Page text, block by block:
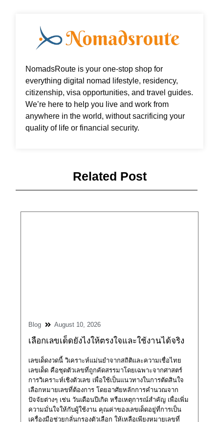
NomadsRoute is your one-stop shop for
everything digital nomad lifestyle, residency,
citizenship, visa opportunities, and travel guides.
We’re here to help you live and work from
anywhere in the world, without sacrificing your
quality of life or financial security.
Related Post
Blog August 10, 2026
เลือกเลขเด็ดยังไงให้ตรงใจและใช้งานได้จริง
เลขเด็ดงวดนี้ วิเคราะห์แม่นยำจากสถิติและความเชื่อไทย
เลขเด็ด คือชุดตัวเลขที่ถูกคัดสรรมาโดยเฉพาะจากศาสตร์
การวิเคราะห์เชิงตัวเลข เพื่อใช้เป็นแนวทางในการตัดสินใจ
เลือกหมายเลขที่ต้องการ โดยอาศัยหลักการคำนวณจาก
ปัจจัยต่างๆ เช่น วันเดือนปีเกิด หรือเหตุการณ์สำคัญ เพื่อเพิ่ม
ความมั่นใจให้กับผู้ใช้งาน คุณค่าของเลขเด็ดอยู่ที่การเป็น
เครื่องมือช่วยกลั่นกรองตัวเลือก ให้เหลือเพียงหมายเลขที่